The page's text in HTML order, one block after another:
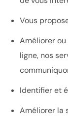
Vous
Améliorer
ligne, nos
Identifier et
Améliorer la